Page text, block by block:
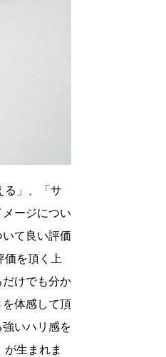
る」、「サ
ージについ
て良い評価
価を頂く上
けでも分か
体感して頂
いハリ感を
生まれま